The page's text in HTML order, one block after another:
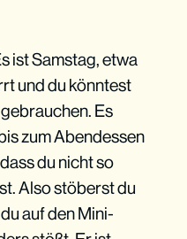
ist Samstag, etwa
und du könntest
Es
zum Abendessen
du nicht so
Also stöberst du
auf den Mini-